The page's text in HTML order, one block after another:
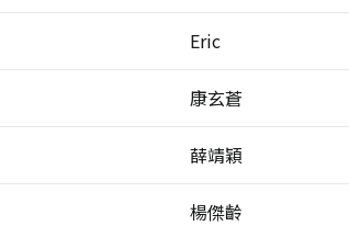
Eric
康玄蒼
薛靖穎
楊傑齡